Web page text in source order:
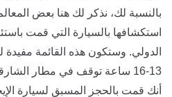
بالنسبة لك، نذكر لك هنا بعض
استكشافها بالسيارة التي قمت
الدولي. وستكون هذه القائمة
13-16 ساعة توقف في مطار
أنك قمت بالحجز المسبق لسيارة